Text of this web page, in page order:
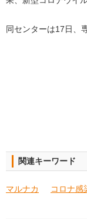
同センターは17日、
関連キーワード
マルナカ コロナ感